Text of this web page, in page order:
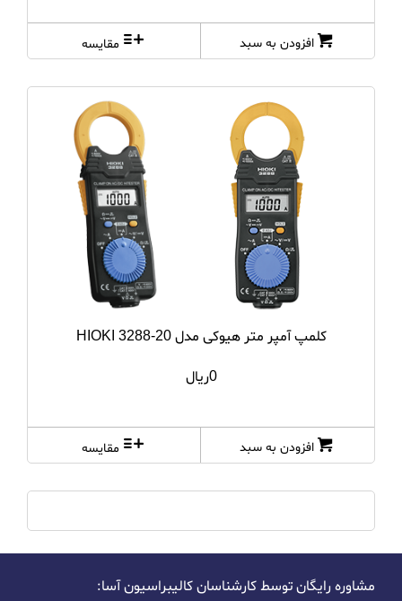
افزودن به سبد مقایسه
کلمپ آمپر متر هیوکی مدل HIOKI 3288-20
0ریال
افزودن به سبد مقایسه
مشاوره رایگان توسط کارشناسان کالیبراسیون آسا: